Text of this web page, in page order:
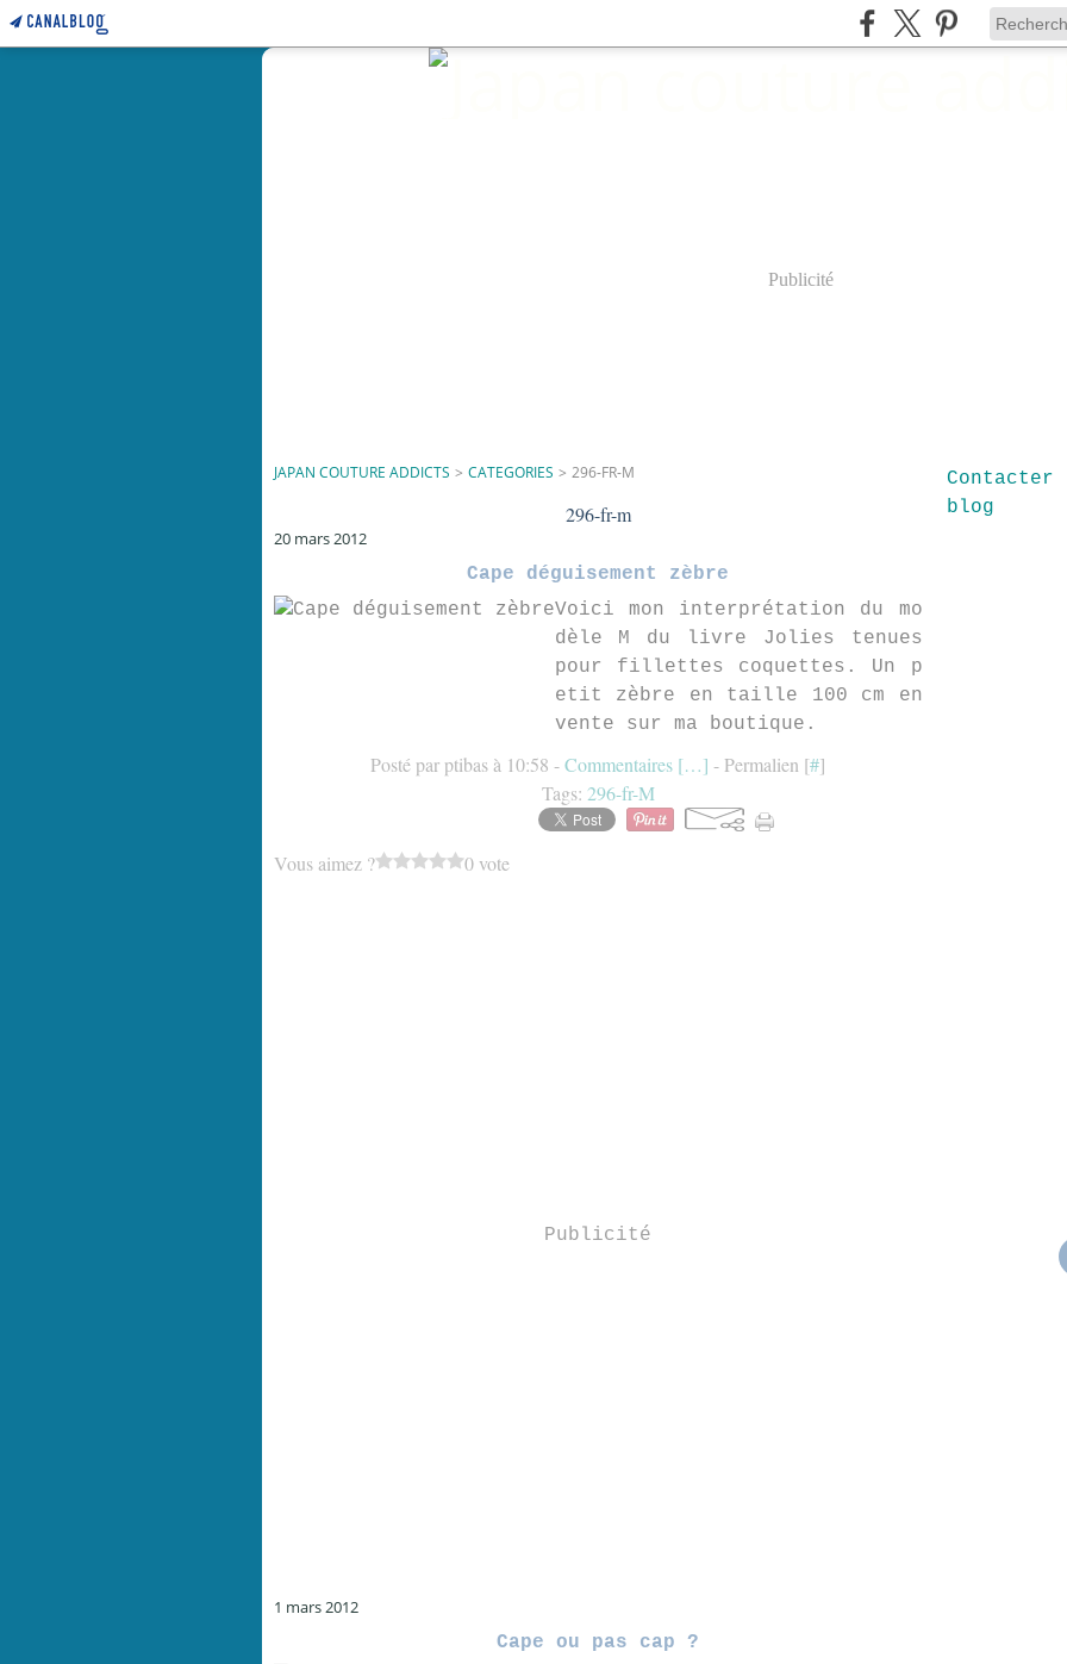
Publicité
JAPAN COUTURE ADDICTS > CATEGORIES > 296-FR-M
296-fr-m
20 mars 2012
Cape déguisement zèbre
Voici mon interprétation du mo
dèle M du livre Jolies tenues
pour fillettes coquettes. Un p
etit zèbre en taille 100 cm en
vente sur ma boutique.
Posté par ptibas à 10:58 -Commentaires […] - Permalien [#]
Tags: 296-fr-M
Vous aimez ? 0 vote
Publicité
1 mars 2012
Cape ou pas cap ?
blog